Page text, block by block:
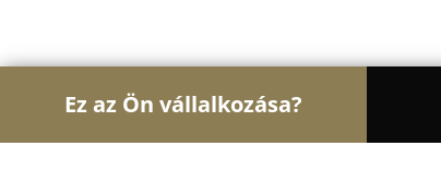
Ez az Ön vállalkozása?